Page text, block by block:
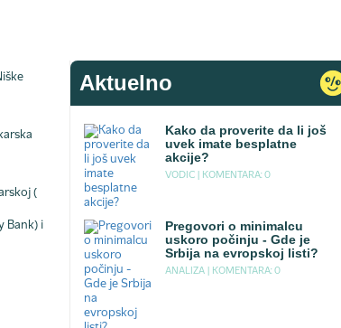
(
Bank) i
Aktuelno
Kako da proverite da li još
uvek imate besplatne
akcije?
VODIC | KOMENTARA: 0
Pregovori o minimalcu
uskoro počinju - Gde je
Srbija na evropskoj listi?
ANALIZA | KOMENTARA: 0